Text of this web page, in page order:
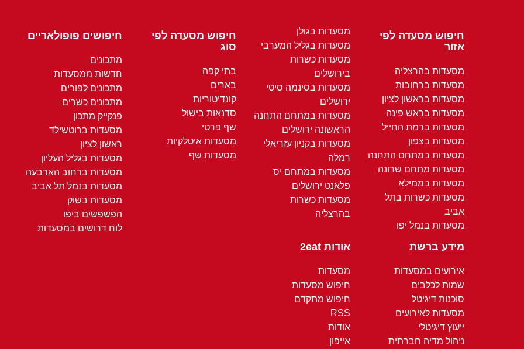
חיפוש מסעדה לפי
אזור
מסעדות בהרצליה
מסעדות ברחובות
מסעדות בראשון לציון
מסעדות בראש פינה
מסעדות ברמת החייל
מסעדות בצפון
מסעדות במתחם התחנה
מסעדות מתחם שרונה
מסעדות בממילא
מסעדות כשרות בתל
אביב
מסעדות בנמל יפו
מסעדות בגולן
מסעדות בגליל המערבי
מסעדות כשרות
בירושלים
מסעדות בסינמה סיטי
ירושלים
מסעדות במתחם התחנה
הראשונה ירושלים
מסעדות בקניון עזריאלי
רמלה
מסעדות במתחם יס
פלאנט ירושלים
מסעדות כשרות
בהרצליה
חיפוש מסעדה לפי
סוג
בתי קפה
בארים
קונדיטוריות
סדנאות בישול
שף פרטי
מסעדות איטלקיות
מסעדות שף
חיפושים פופולאריים
מתכונים
חדשות ממסעדות
מתכונים לפורים
מתכונים כשרים
פנקייק מתכון
מסעדות ברוטשילד
ראשון לציון
מסעדות בגליל העליון
מסעדות ברחוב הארבעה
מסעדות בנמל תל אביב
מסעדות בשוק
הפשפשים ביפו
לוח דרושים במסעדות
מידע ברשת
אירועים במסעדות
שמות לכלבים
סוכנות דיגיטל
מסעדות לאירועים
ייעוץ דיגיטלי
ניהול מדיה חברתית
אודות 2eat
מסעדות
חיפוש מסעדות
חיפוש מתקדם
RSS
אודות
אייפון